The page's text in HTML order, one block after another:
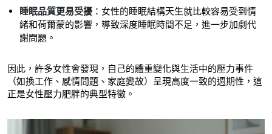
睡眠品質更易受擾 ：女性的睡眠結構天生就比較容易受到情
緒和荷爾蒙的影響，導致深度睡眠時間不足，進一步加劇代
謝問題。
因此，許多女性會發現，自己的體重變化與生活中的壓力事件
（如換工作、感情問題、家庭變故）呈現高度一致的週期性，這
正是女性壓力肥胖的典型特徵。